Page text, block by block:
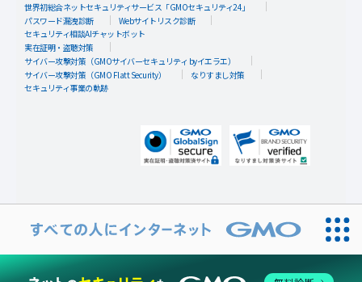
世界初総合ネットセキュリティサービス「GMOセキュリティ24」
パスワード漏洩診断
Webサイトリスク診断
セキュリティ相談AIチャットボット
実在証明・盗聴対策
サイバー攻撃対策（GMOサイバーセキュリティ byイエラエ）
サイバー攻撃対策（GMO Flatt Security）
なりすまし対策
セキュリティ事業の軌跡